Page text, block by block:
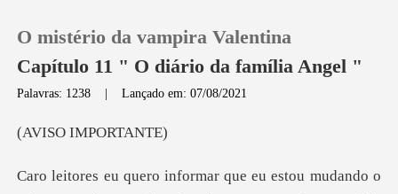
Loja
O mistério da vampira Valentina
Capítulo 11 " O diário da família Angel "
Palavras: 1238 |Lançado em: 07/08/2021
IMPOR